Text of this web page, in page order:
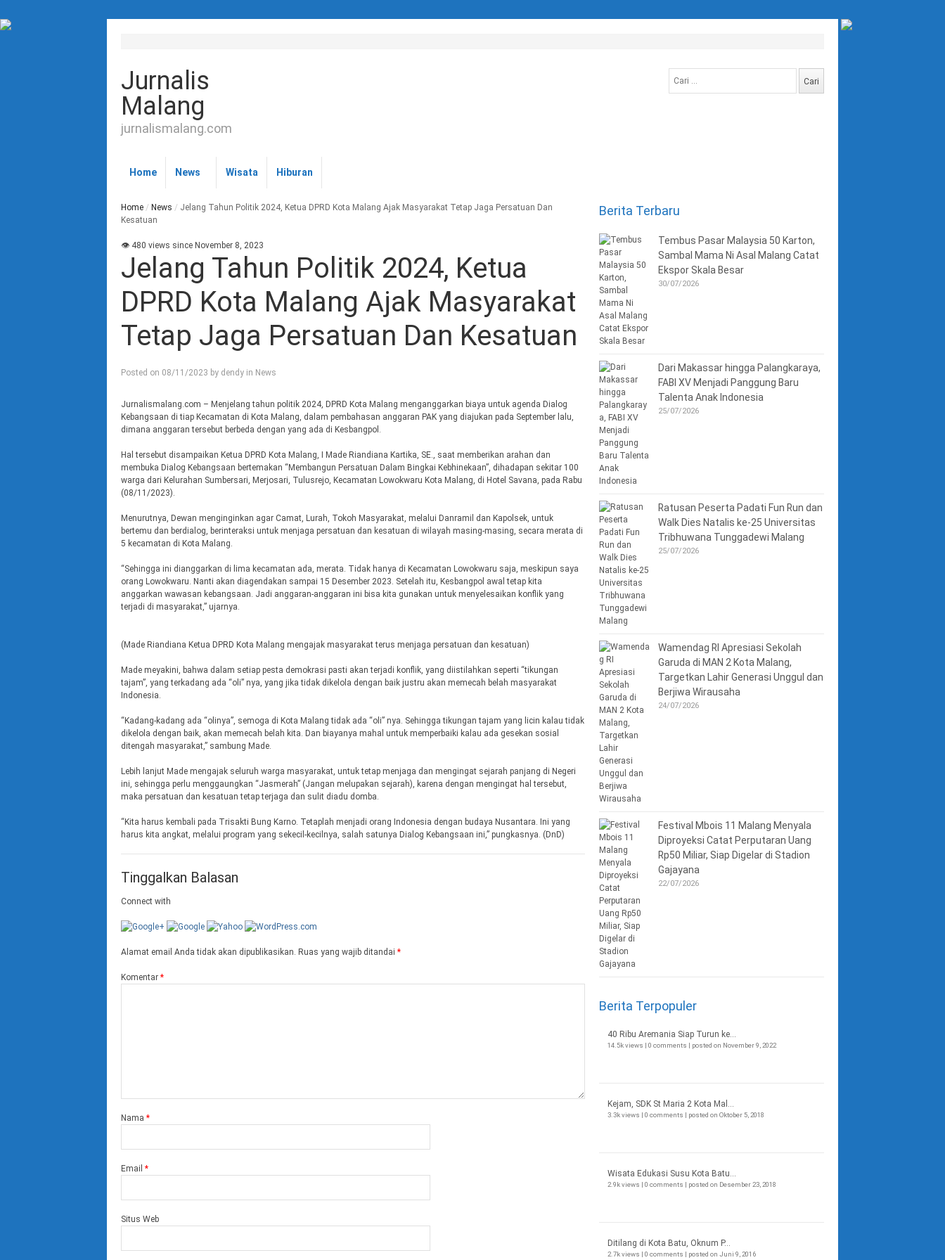
Jurnalis
Malang
jurnalismalang.com
untuk:
Home News Wisata Hiburan
Home / News / Jelang Tahun Politik 2024, Ketua DPRD Kota Malang Ajak Masyarakat Tetap Jaga Persatuan Dan
Kesatuan
👁 480 views since November 8, 2023
Jelang Tahun Politik 2024, Ketua
DPRD Kota Malang Ajak Masyarakat
Tetap Jaga Persatuan Dan Kesatuan
Posted on 08/11/2023 by dendy in News
Jurnalismalang.com – Menjelang tahun politik 2024, DPRD Kota Malang menganggarkan biaya untuk agenda Dialog
Kebangsaan di tiap Kecamatan di Kota Malang, dalam pembahasan anggaran PAK yang diajukan pada September lalu,
dimana anggaran tersebut berbeda dengan yang ada di Kesbangpol.
Hal tersebut disampaikan Ketua DPRD Kota Malang, I Made Riandiana Kartika, SE., saat memberikan arahan dan
membuka Dialog Kebangsaan bertemakan “Membangun Persatuan Dalam Bingkai Kebhinekaan”, dihadapan sekitar 100
warga dari Kelurahan Sumbersari, Merjosari, Tulusrejo, Kecamatan Lowokwaru Kota Malang, di Hotel Savana, pada Rabu
(08/11/2023).
Menurutnya, Dewan menginginkan agar Camat, Lurah, Tokoh Masyarakat, melalui Danramil dan Kapolsek, untuk
bertemu dan berdialog, berinteraksi untuk menjaga persatuan dan kesatuan di wilayah masing-masing, secara merata di
5 kecamatan di Kota Malang.
“Sehingga ini dianggarkan di lima kecamatan ada, merata. Tidak hanya di Kecamatan Lowokwaru saja, meskipun saya
orang Lowokwaru. Nanti akan diagendakan sampai 15 Desember 2023. Setelah itu, Kesbangpol awal tetap kita
anggarkan wawasan kebangsaan. Jadi anggaran-anggaran ini bisa kita gunakan untuk menyelesaikan konflik yang
terjadi di masyarakat,” ujarnya.
(Made Riandiana Ketua DPRD Kota Malang mengajak masyarakat terus menjaga persatuan dan kesatuan)
Made meyakini, bahwa dalam setiap pesta demokrasi pasti akan terjadi konflik, yang diistilahkan seperti “tikungan
tajam”, yang terkadang ada “oli” nya, yang jika tidak dikelola dengan baik justru akan memecah belah masyarakat
Indonesia.
“Kadang-kadang ada “olinya”, semoga di Kota Malang tidak ada “oli” nya. Sehingga tikungan tajam yang licin kalau tidak
dikelola dengan baik, akan memecah belah kita. Dan biayanya mahal untuk memperbaiki kalau ada gesekan sosial
ditengah masyarakat,” sambung Made.
Lebih lanjut Made mengajak seluruh warga masyarakat, untuk tetap menjaga dan mengingat sejarah panjang di Negeri
ini, sehingga perlu menggaungkan “Jasmerah” (Jangan melupakan sejarah), karena dengan mengingat hal tersebut,
maka persatuan dan kesatuan tetap terjaga dan sulit diadu domba.
“Kita harus kembali pada Trisakti Bung Karno. Tetaplah menjadi orang Indonesia dengan budaya Nusantara. Ini yang
harus kita angkat, melalui program yang sekecil-kecilnya, salah satunya Dialog Kebangsaan ini,” pungkasnya. (DnD)
Tinggalkan Balasan
Connect with
Alamat email Anda tidak akan dipublikasikan. Ruas yang wajib ditandai *
Komentar *
Nama *
Email *
Situs Web
Berita Terbaru
Tembus Pasar Malaysia 50 Karton,
Sambal Mama Ni Asal Malang Catat
Ekspor Skala Besar
30/07/2026
Dari Makassar hingga Palangkaraya,
FABI XV Menjadi Panggung Baru
Talenta Anak Indonesia
25/07/2026
Ratusan Peserta Padati Fun Run dan
Walk Dies Natalis ke-25 Universitas
Tribhuwana Tunggadewi Malang
25/07/2026
Wamendag RI Apresiasi Sekolah
Garuda di MAN 2 Kota Malang,
Targetkan Lahir Generasi Unggul dan
Berjiwa Wirausaha
24/07/2026
Festival Mbois 11 Malang Menyala
Diproyeksi Catat Perputaran Uang
Rp50 Miliar, Siap Digelar di Stadion
Gajayana
22/07/2026
Berita Terpopuler
40 Ribu Aremania Siap Turun ke...
14.5k views | 0 comments | posted on November 9, 2022
Kejam, SDK St Maria 2 Kota Mal...
3.3k views | 0 comments | posted on Oktober 5, 2018
Wisata Edukasi Susu Kota Batu...
2.9k views | 0 comments | posted on Desember 23, 2018
Ditilang di Kota Batu, Oknum P...
2.7k views | 0 comments | posted on Juni 9, 2016